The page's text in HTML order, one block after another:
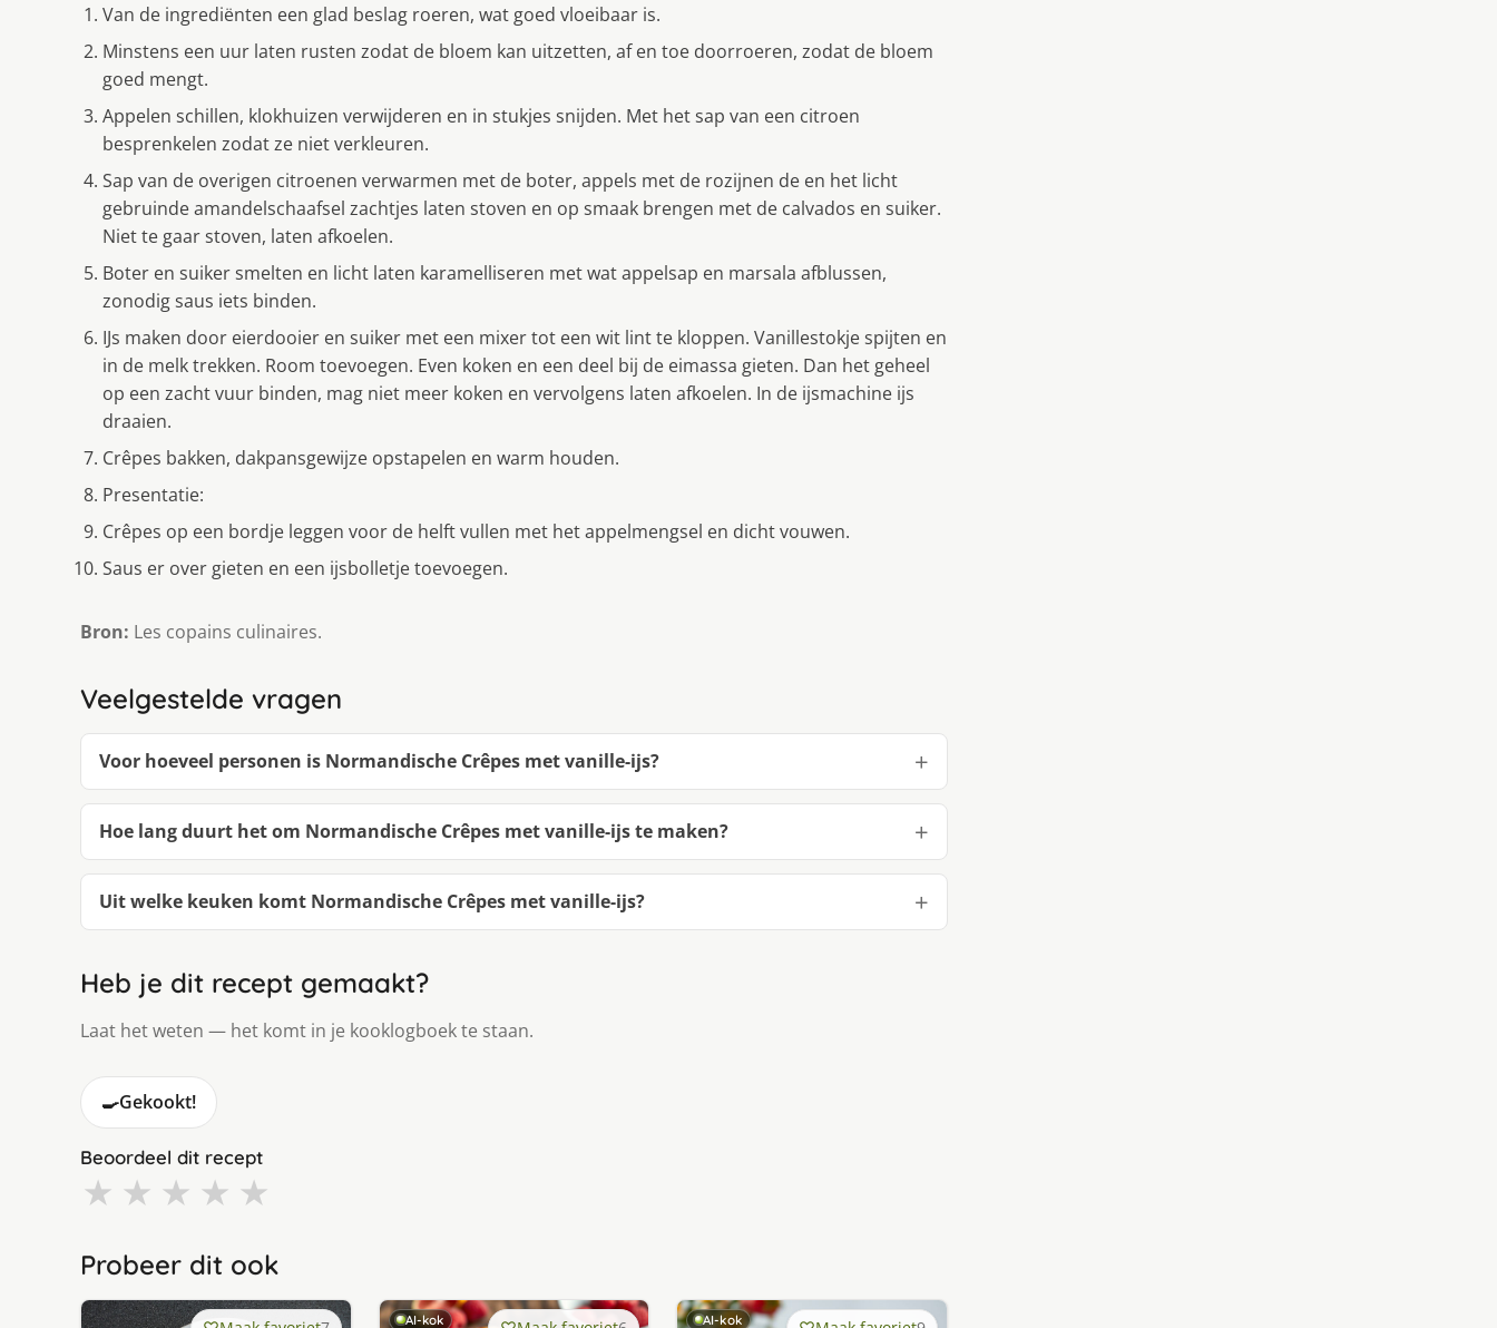
Van de ingrediënten een glad beslag roeren, wat goed vloeibaar is.
Minstens een uur laten rusten zodat de bloem kan uitzetten, af en toe doorroeren, zodat de bloem
goed mengt.
Appelen schillen, klokhuizen verwijderen en in stukjes snijden. Met het sap van een citroen
besprenkelen zodat ze niet verkleuren.
Sap van de overigen citroenen verwarmen met de boter, appels met de rozijnen de en het licht
gebruinde amandelschaafsel zachtjes laten stoven en op smaak brengen met de calvados en suiker.
Niet te gaar stoven, laten afkoelen.
Boter en suiker smelten en licht laten karamelliseren met wat appelsap en marsala afblussen,
zonodig saus iets binden.
IJs maken door eierdooier en suiker met een mixer tot een wit lint te kloppen. Vanillestokje spijten en
in de melk trekken. Room toevoegen. Even koken en een deel bij de eimassa gieten. Dan het geheel
op een zacht vuur binden, mag niet meer koken en vervolgens laten afkoelen. In de ijsmachine ijs
draaien.
Crêpes bakken, dakpansgewijze opstapelen en warm houden.
Presentatie:
Crêpes op een bordje leggen voor de helft vullen met het appelmengsel en dicht vouwen.
Saus er over gieten en een ijsbolletje toevoegen.
Bron: Les copains culinaires.
Veelgestelde vragen
Voor hoeveel personen is Normandische Crêpes met vanille-ijs?
Hoe lang duurt het om Normandische Crêpes met vanille-ijs te maken?
Uit welke keuken komt Normandische Crêpes met vanille-ijs?
Heb je dit recept gemaakt?
Laat het weten — het komt in je kooklogboek te staan.
🍳Gekookt!
Beoordeel dit recept
★ ★ ★ ★ ★
Probeer dit ook
AI-kok AI-kok